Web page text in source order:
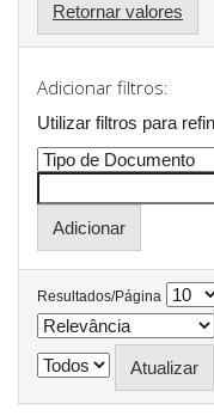
Retornar valores
Adicionar filtros:
Utilizar filtros para
Resultados/Página